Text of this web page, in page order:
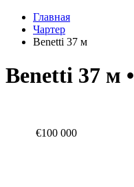
Главная
Чартер
Benetti 37 м
Benetti 37 м •
€100 000